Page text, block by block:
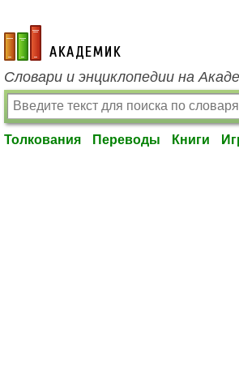
academic.ru
Словари и энциклопедии на
Толкования Переводы Книги